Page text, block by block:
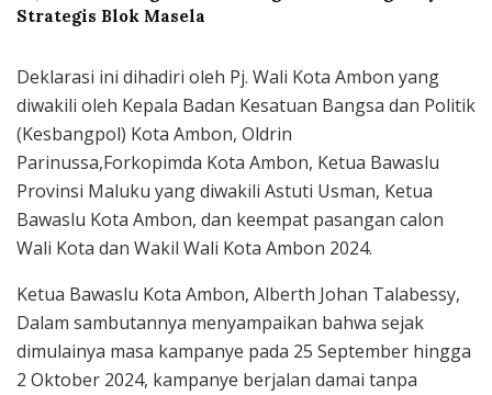
Strategis Blok Masela
Deklarasi ini dihadiri oleh Pj. Wali Kota Ambon yang
diwakili oleh Kepala Badan Kesatuan Bangsa dan Politik
(Kesbangpol) Kota Ambon, Oldrin
Parinussa,Forkopimda Kota Ambon, Ketua Bawaslu
Provinsi Maluku yang diwakili Astuti Usman, Ketua
Bawaslu Kota Ambon, dan keempat pasangan calon
Wali Kota dan Wakil Wali Kota Ambon 2024.
Ketua Bawaslu Kota Ambon, Alberth Johan Talabessy,
Dalam sambutannya menyampaikan bahwa sejak
dimulainya masa kampanye pada 25 September hingga
2 Oktober 2024, kampanye berjalan damai tanpa